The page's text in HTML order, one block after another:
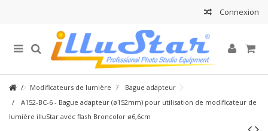
Connexion
Modificateurs de lumière
Bague adapteur
A152-BC-6 - Bague adapteur (ø152mm) pour utilisation de modificateur de
lumière illuStar avec flash Broncolor ø6,6cm